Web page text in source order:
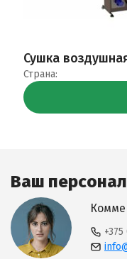
Сушка
Страна:
Ваш